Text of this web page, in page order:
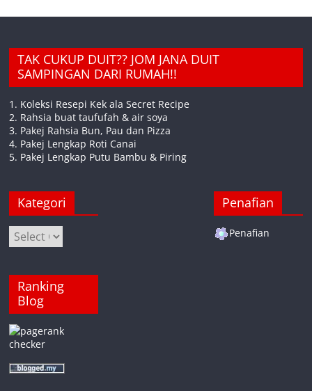
TAK CUKUP DUIT?? JOM JANA DUIT
SAMPINGAN DARI RUMAH!!
1. Koleksi Resepi Kek ala Secret Recipe
2. Rahsia buat taufufah & air soya
3. Pakej Rahsia Bun, Pau dan Pizza
4. Pakej Lengkap Roti Canai
5. Pakej Lengkap Putu Bambu & Piring
Kategori
Kategori
Ranking
Blog
Penafian
Penafian